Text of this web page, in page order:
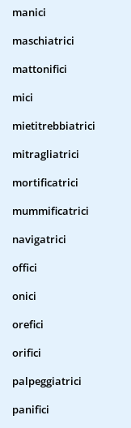
manici
maschiatrici
mattonifici
mici
mietitrebbiatrici
mitragliatrici
mortificatrici
mummificatrici
navigatrici
offici
onici
orefici
orifici
palpeggiatrici
panifici